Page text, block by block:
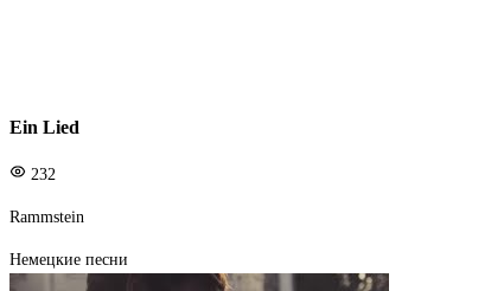
Ein Lied
232
Rammstein
Немецкие песни